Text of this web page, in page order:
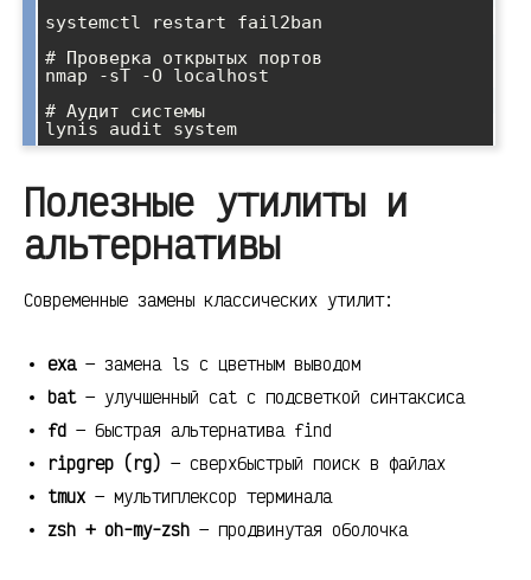
systemctl restart fail2ban
# Проверка открытых портов
nmap -sT -O localhost
# Аудит системы
Полезные утилиты и
альтернативы
Современные замены классических утилит:
exa— замена ls с цветным выводом
bat— улучшенный cat с подсветкой синтаксиса
fd — быстрая альтернатива find
ripgrep (rg) — сверхбыстрый поиск в файлах
tmux — мультиплексор терминала
zsh + oh-my-zsh — продвинутая оболочка